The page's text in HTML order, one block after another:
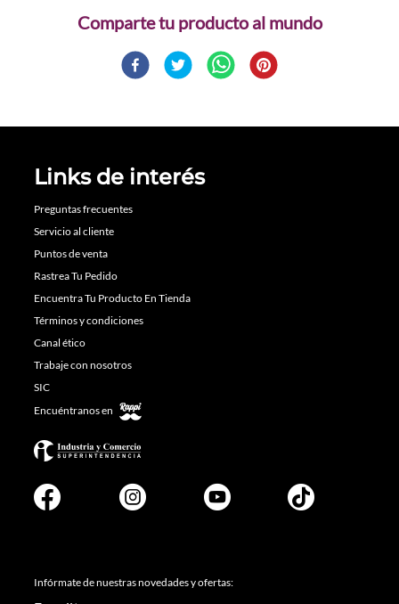
Comparte
Links de interés
Preguntas frecuentes
Servicio al cliente
Puntos de venta
Rastrea Tu Pedido
Encuentra Tu Producto En Tienda
Términos y condiciones
Canal ético
Trabaje con nosotros
SIC
Encuéntranos en
Infórmate de nuestras novedades y ofertas: